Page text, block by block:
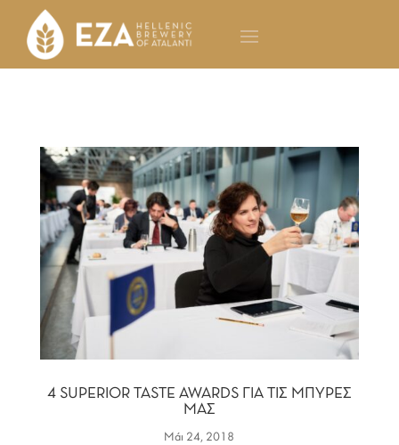
4 SUPERIOR TASTE AWARDS ΓΙΑ ΤΙΣ ΜΠΥΡΕΣ
ΜΑΣ
Μάι 24, 2018